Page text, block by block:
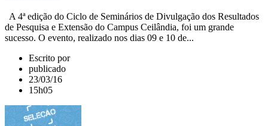
A 4ª edição do Ciclo de Seminários de Divulgação dos Resultados
de Pesquisa e Extensão do Campus Ceilândia, foi um grande
sucesso. O evento, realizado nos dias 09 e 10 de...
Escrito por
publicado
23/03/16
15h05